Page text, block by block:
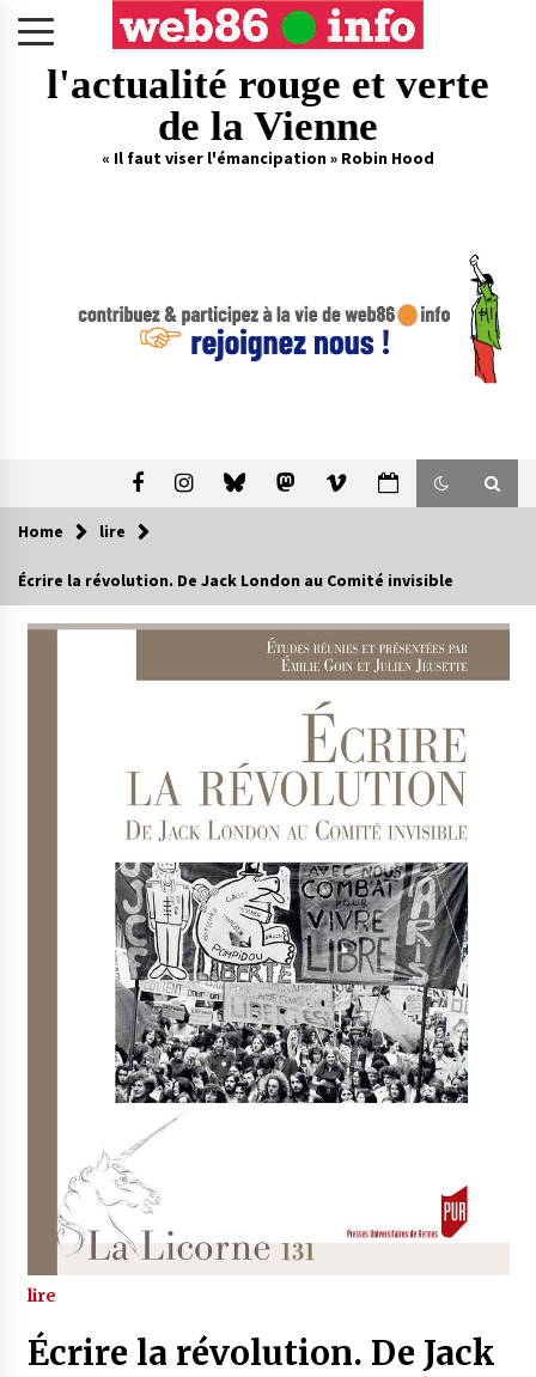
l'actualité rouge et verte
de la Vienne
« Il faut viser l'émancipation » Robin Hood
Home lire
Écrire la révolution. De Jack London au Comité invisible
lire
Écrire la révolution. De Jack